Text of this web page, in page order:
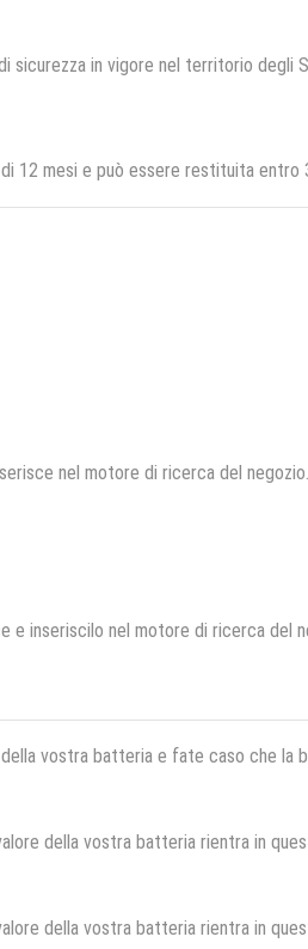
in vigore nel territorio degli
12 mesi e può essere restituita entro
nel motore di ricerca del negozio.
e inseriscilo nel motore di ricerca del
vostra batteria e fate caso che la
della vostra batteria rientra in
della vostra batteria rientra in